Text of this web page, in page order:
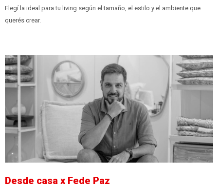
Elegí la ideal para tu living según el tamaño, el estilo y el ambiente que
querés crear.
Desde casa x Fede Paz